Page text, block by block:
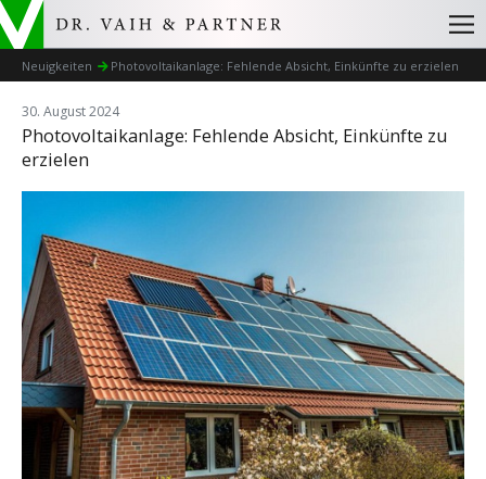
Neuigkeiten Photovoltaikanlage: Fehlende Absicht, Einkünfte zu erzielen
30. August 2024
Photovoltaikanlage: Fehlende Absicht, Einkünfte zu
erzielen